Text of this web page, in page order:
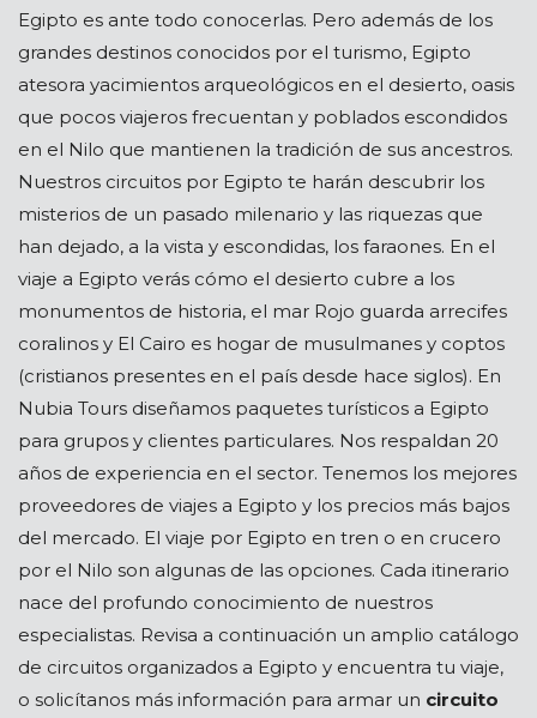
Egipto es ante todo conocerlas. Pero además de los
grandes destinos conocidos por el turismo, Egipto
atesora yacimientos arqueológicos en el desierto, oasis
que pocos viajeros frecuentan y poblados escondidos
en el Nilo que mantienen la tradición de sus ancestros.
Nuestros circuitos por Egipto te harán descubrir los
misterios de un pasado milenario y las riquezas que
han dejado, a la vista y escondidas, los faraones. En el
viaje a Egipto verás cómo el desierto cubre a los
monumentos de historia, el mar Rojo guarda arrecifes
coralinos y El Cairo es hogar de musulmanes y coptos
(cristianos presentes en el país desde hace siglos). En
Nubia Tours diseñamos paquetes turísticos a Egipto
para grupos y clientes particulares. Nos respaldan 20
años de experiencia en el sector. Tenemos los mejores
proveedores de viajes a Egipto y los precios más bajos
del mercado. El viaje por Egipto en tren o en crucero
por el Nilo son algunas de las opciones. Cada itinerario
nace del profundo conocimiento de nuestros
especialistas. Revisa a continuación un amplio catálogo
de circuitos organizados a Egipto y encuentra tu viaje,
o solicítanos más información para armar un circuito